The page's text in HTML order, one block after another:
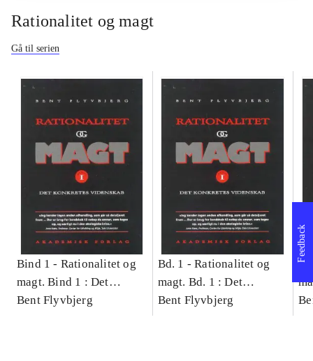
Rationalitet og magt
Gå til serien
Bind 1 - Rationalitet og
magt. Bind 1 : Det
konkretes videnskab
Bent Flyvbjerg
Bd. 1 -Rationalitet og
magt. Bd. 1 : Det
konkretes videnskab
Bent Flyvbjerg
Feedback